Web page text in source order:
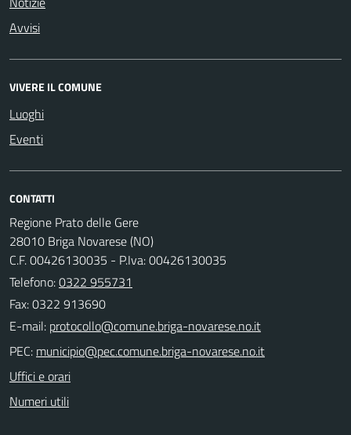
Avvisi
VIVERE IL COMUNE
Luoghi
Eventi
CONTATTI
Regione Prato delle Gere
28010 Briga Novarese (NO)
C.F. 00426130035 - P.Iva: 00426130035
Telefono:0322 955731
Fax: 0322 913690
E-mail:
PEC:
Uffici e orari
Numeri utili